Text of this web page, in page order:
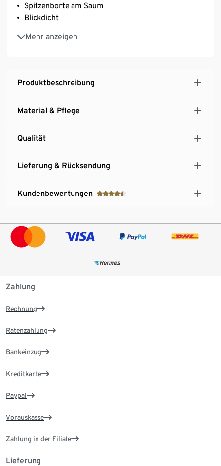
Spitzenborte am Saum
Blickdicht
Mehr anzeigen
Mit Elasthan: formbeständig, perfekter Sitz, hoher
Tragekomfort
Produktbeschreibung
Material & Pflege
Qualität
Lieferung & Rücksendung
Kundenbewertungen
Zahlung
Rechnung
Ratenzahlung
Bankeinzug
Kreditkarte
Paypal
Vorauskasse
Zahlung in der Filiale
Lieferung